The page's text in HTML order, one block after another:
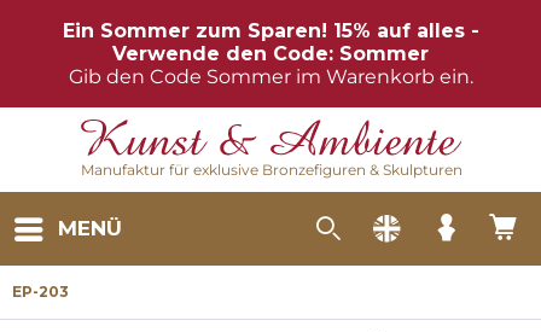
Ein Sommer zum Sparen! 15% auf alles -
Verwende den Code: Sommer
Gib den Code Sommer im Warenkorb ein.
Manufaktur für exklusive Bronzefiguren & Skulpturen
MENÜ
EP-203